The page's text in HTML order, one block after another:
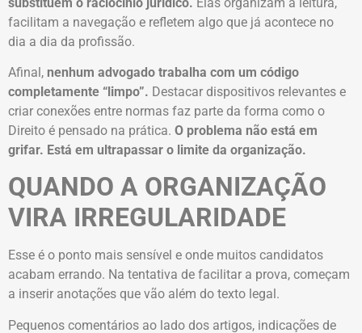
facilitam a navegação e refletem algo que já acontece no
dia a dia da profissão.
Afinal, nenhum advogado trabalha com um código
completamente “limpo”. Destacar dispositivos relevantes e
criar conexões entre normas faz parte da forma como o
Direito é pensado na prática. O problema não está em
grifar. Está em ultrapassar o limite da organização.
QUANDO A ORGANIZAÇÃO
VIRA IRREGULARIDADE
Esse é o ponto mais sensível e onde muitos candidatos
acabam errando. Na tentativa de facilitar a prova, começam
a inserir anotações que vão além do texto legal.
Pequenos comentários ao lado dos artigos, indicações de